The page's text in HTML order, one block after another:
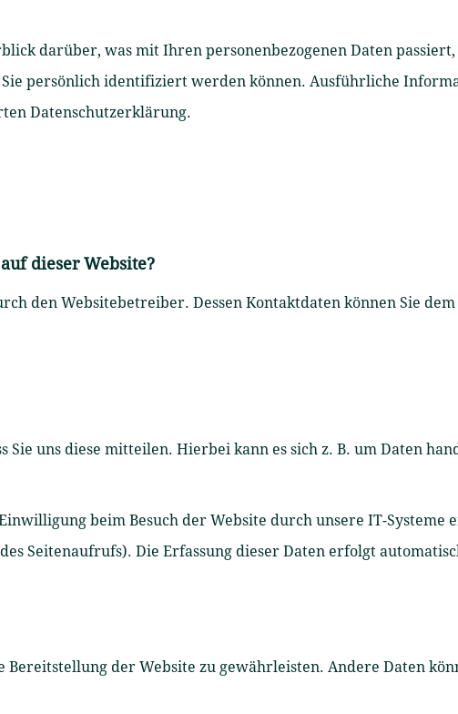
darüber, was mit Ihren personenbezogenen Daten passiert,
persönlich identifiziert werden können. Ausführliche
Datenschutzerklärung.
dieser Website?
den Websitebetreiber. Dessen Kontaktdaten können Sie
uns diese mitteilen. Hierbei kann es sich z. B. um Daten
beim Besuch der Website durch unsere IT-Systeme
Seitenaufrufs). Die Erfassung dieser Daten erfolgt
der Website zu gewährleisten. Andere Daten